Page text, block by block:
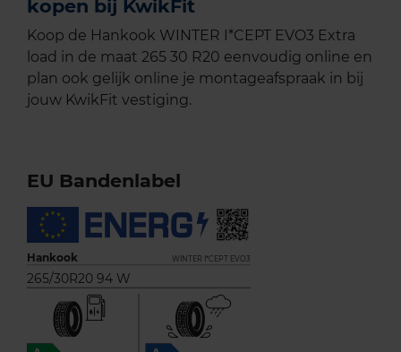
kopen bij KwikFit
Koop de Hankook WINTER I*CEPT EVO3 Extra
load in de maat 265 30 R20 eenvoudig online en
plan ook gelijk online je montageafspraak in bij
jouw KwikFit vestiging.
EU Bandenlabel
Hankook WINTER I*CEPT EVO3
265/30R20 94 W